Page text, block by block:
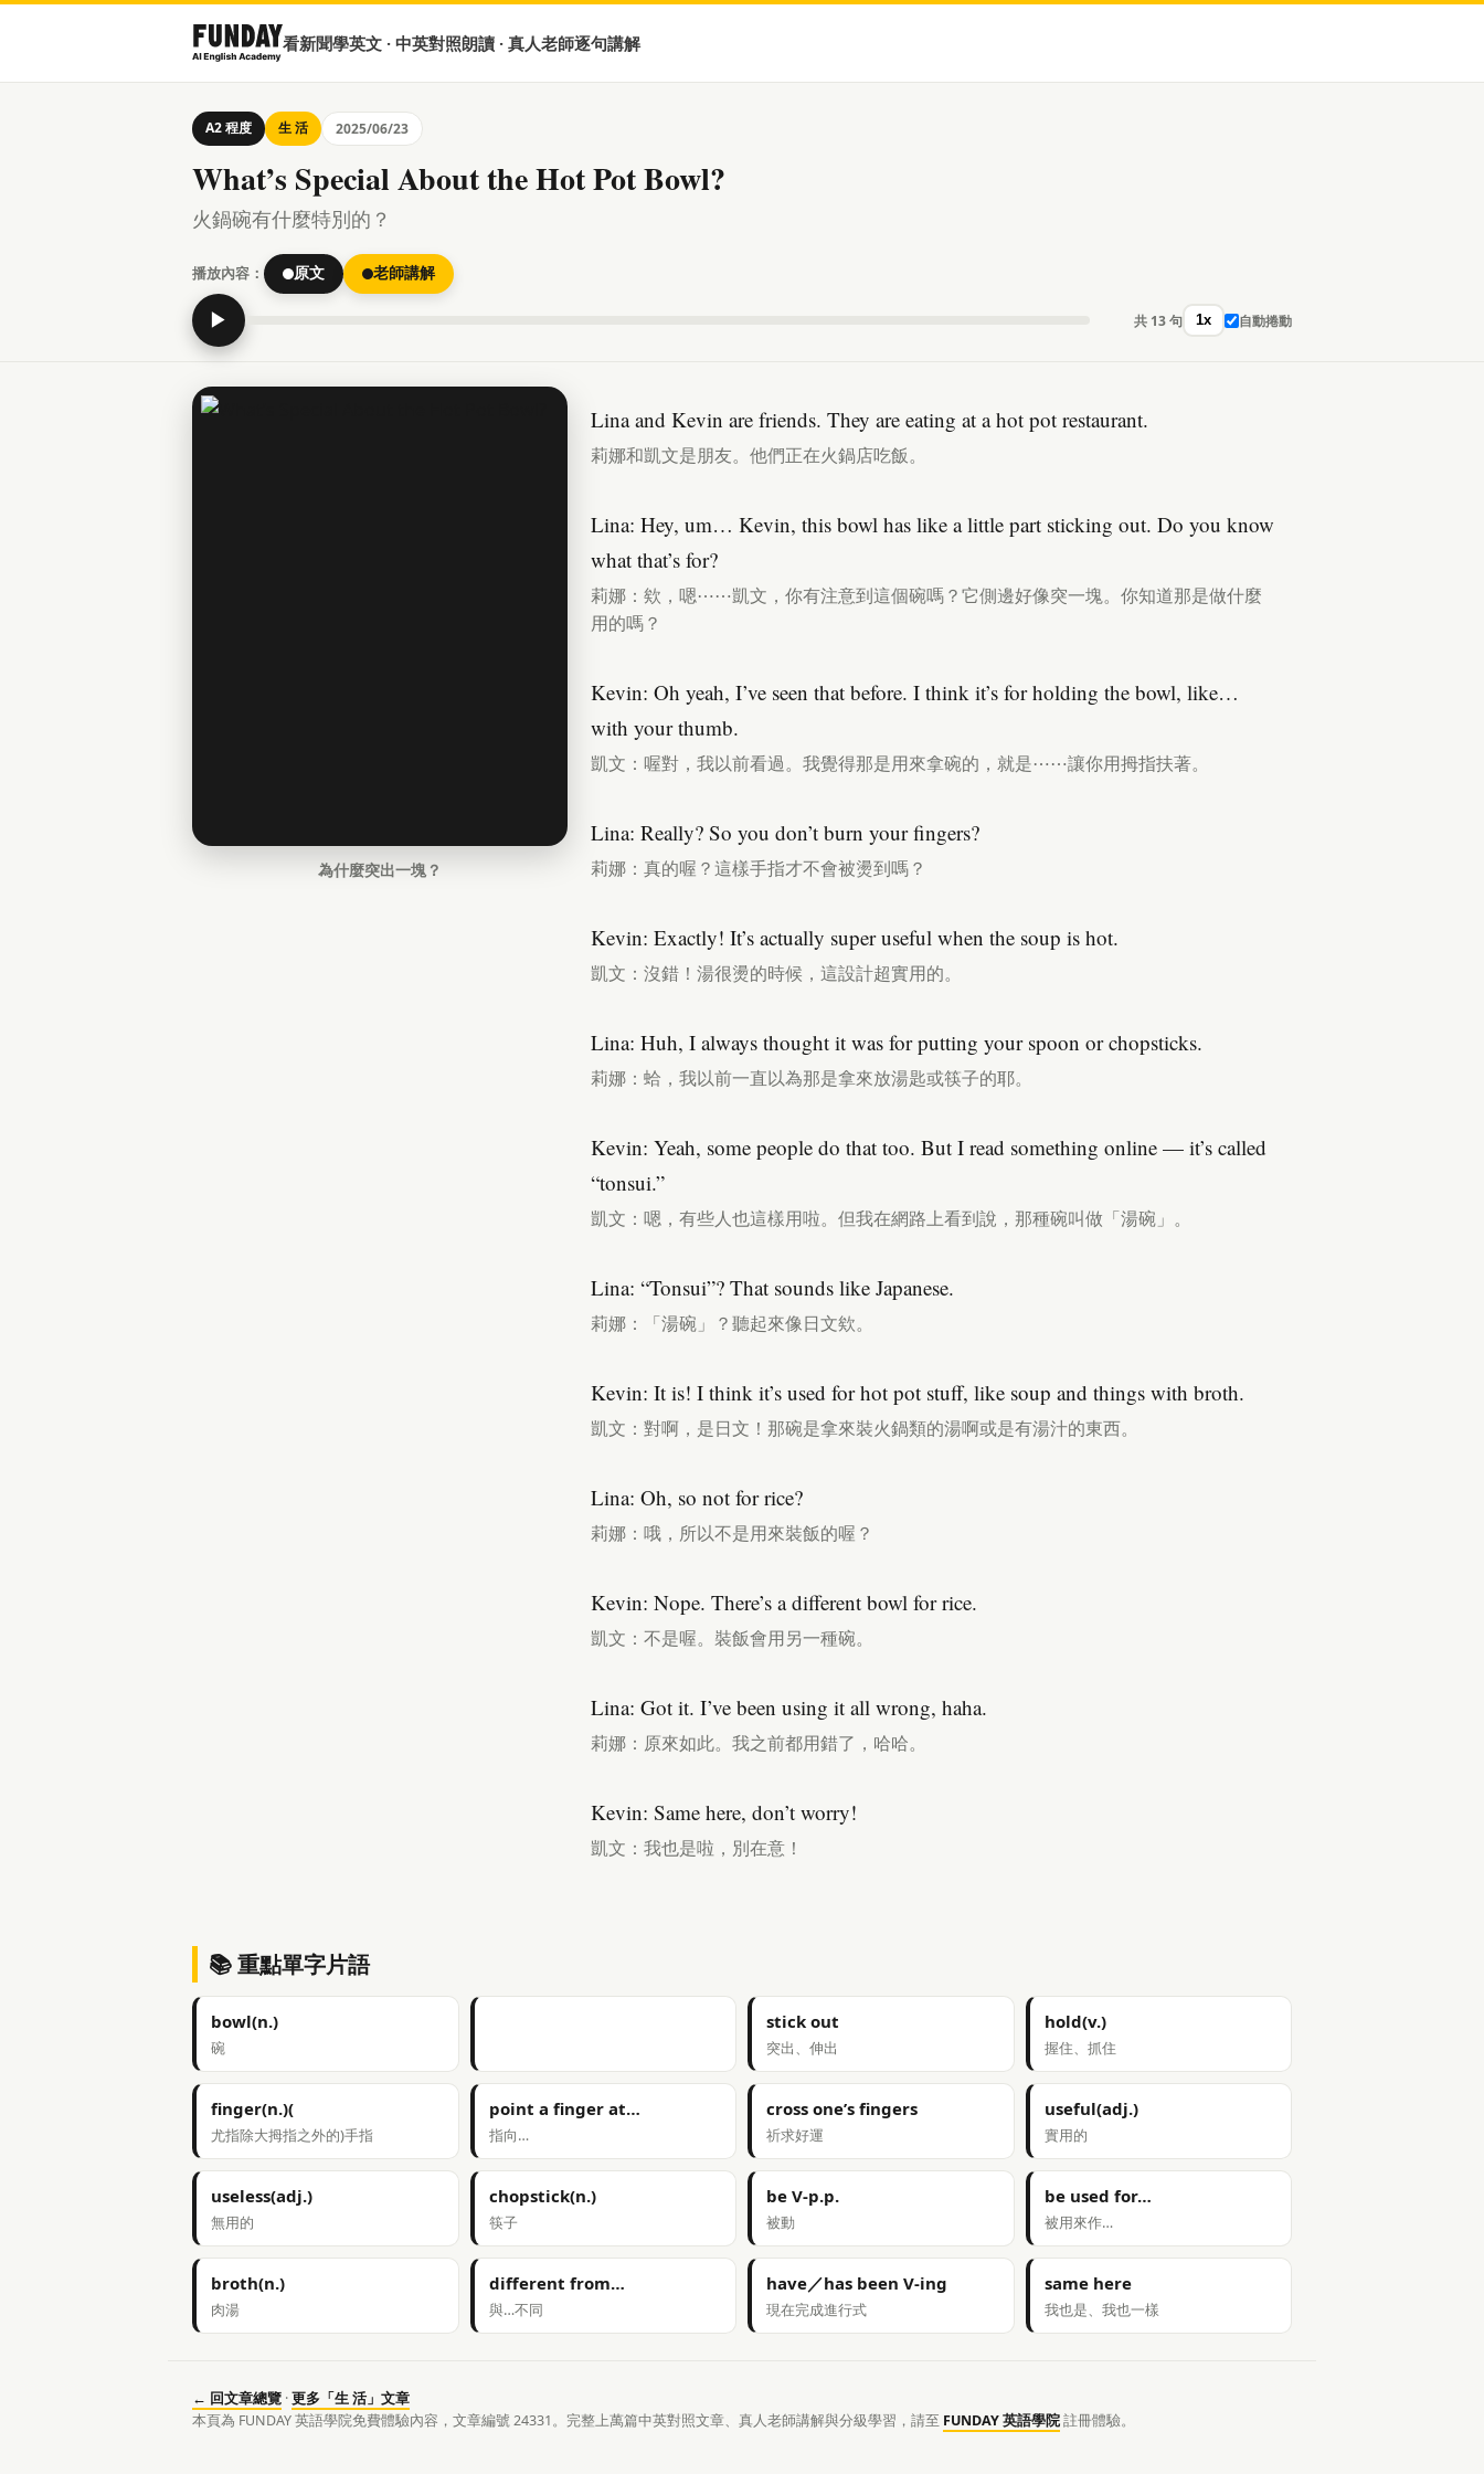
看新聞學英文 · 中英對照朗讀 · 真人老師逐句講解
A2 程度 生 活 2025/06/23
What’s Special About the Hot Pot Bowl?
火鍋碗有什麼特別的？
播放內容： 原文 老師講解
▶ 共 13 句 1x 自動捲動
為什麼突出一塊？
Lina and Kevin are friends. They are eating at a hot pot restaurant.
莉娜和凱文是朋友。他們正在火鍋店吃飯。
Lina: Hey, um… Kevin, this bowl has like a little part sticking out. Do you know
what that’s for?
莉娜：欸，嗯⋯⋯凱文，你有注意到這個碗嗎？它側邊好像突一塊。你知道那是做什麼
用的嗎？
Kevin: Oh yeah, I’ve seen that before. I think it’s for holding the bowl, like…
with your thumb.
凱文：喔對，我以前看過。我覺得那是用來拿碗的，就是⋯⋯讓你用拇指扶著。
Lina: Really? So you don’t burn your fingers?
莉娜：真的喔？這樣手指才不會被燙到嗎？
Kevin: Exactly! It’s actually super useful when the soup is hot.
凱文：沒錯！湯很燙的時候，這設計超實用的。
Lina: Huh, I always thought it was for putting your spoon or chopsticks.
莉娜：蛤，我以前一直以為那是拿來放湯匙或筷子的耶。
Kevin: Yeah, some people do that too. But I read something online — it’s called
“tonsui.”
凱文：嗯，有些人也這樣用啦。但我在網路上看到說，那種碗叫做「湯碗」。
Lina: “Tonsui”? That sounds like Japanese.
莉娜：「湯碗」？聽起來像日文欸。
Kevin: It is! I think it’s used for hot pot stuff, like soup and things with broth.
凱文：對啊，是日文！那碗是拿來裝火鍋類的湯啊或是有湯汁的東西。
Lina: Oh, so not for rice?
莉娜：哦，所以不是用來裝飯的喔？
Kevin: Nope. There’s a different bowl for rice.
凱文：不是喔。裝飯會用另一種碗。
Lina: Got it. I’ve been using it all wrong, haha.
莉娜：原來如此。我之前都用錯了，哈哈。
Kevin: Same here, don’t worry!
凱文：我也是啦，別在意！
📚 重點單字片語
bowl(n.)
碗
stick out
突出、伸出
hold(v.)
握住、抓住
finger(n.)(
尤指除大拇指之外的)手指
point a finger at…
指向…
cross one’s fingers
祈求好運
useful(adj.)
實用的
useless(adj.)
無用的
chopstick(n.)
筷子
be V-p.p.
被動
be used for…
被用來作…
broth(n.)
肉湯
different from…
與…不同
have／has been V-ing
現在完成進行式
same here
我也是、我也一樣
← 回文章總覽 ·更多「生 活」文章
本頁為 FUNDAY 英語學院免費體驗內容，文章編號 24331。完整上萬篇中英對照文章、真人老師講解與分級學習，請至 FUNDAY 英語學院註冊體驗。